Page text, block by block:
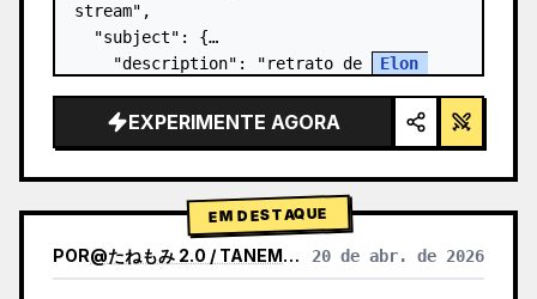
stream",
  "subject": {
    "description": "retrato de
Elon
preta com um gráfico de esquema técnico
em branco",
EXPERIMENTE AGORA
EM DESTAQUE
POR@たねもみ 2.0 / TANEMOMI VER2.0 20 de abr. de 2026